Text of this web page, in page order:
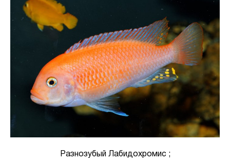
Разнозубый Лабидохромис ;